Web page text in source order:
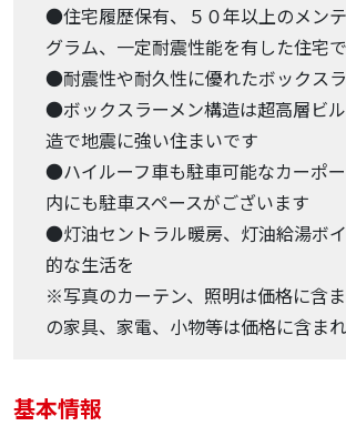
●住宅履歴保有、５０年以上のメン
グラム、一定耐震性能を有した住宅
●耐震性や耐久性に優れたボックス
●ボックスラーメン構造は超高層ビ
造で地震に強い住まいです
●ハイルーフ車も駐車可能なカーポ
内にも駐車スペースがございます
●灯油セントラル暖房、灯油給湯ボ
的な生活を
※写真のカーテン、照明は価格に含
の家具、家電、小物等は価格に含まれ
基本情報